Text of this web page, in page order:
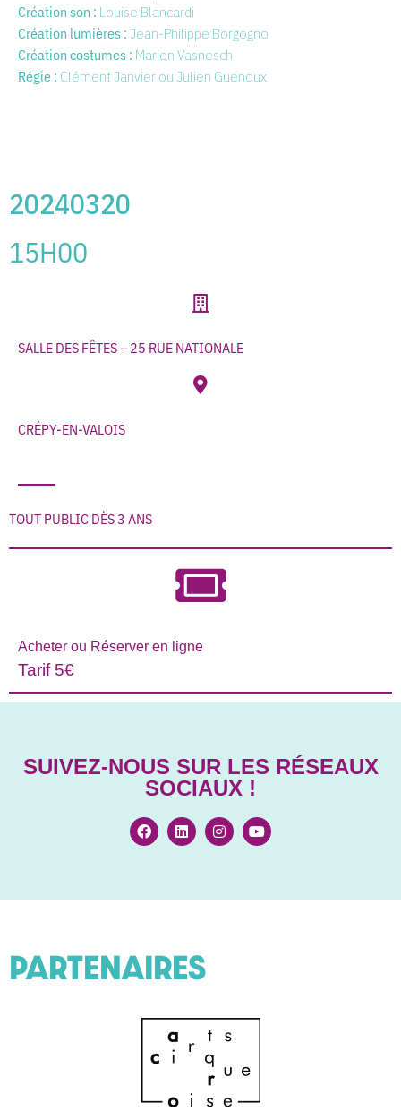
Création son : Louise Blancardi
Création lumières : Jean-Philippe Borgogno
Création costumes : Marion Vasnesch
Régie : Clément Janvier ou Julien Guenoux
20240320
15H00
SALLE DES FÊTES – 25 RUE NATIONALE
CRÉPY-EN-VALOIS
TOUT PUBLIC DÈS 3 ANS
Acheter ou Réserver en ligne
Tarif 5€
SUIVEZ-NOUS SUR LES RÉSEAUX
SOCIAUX !
PARTENAIRES